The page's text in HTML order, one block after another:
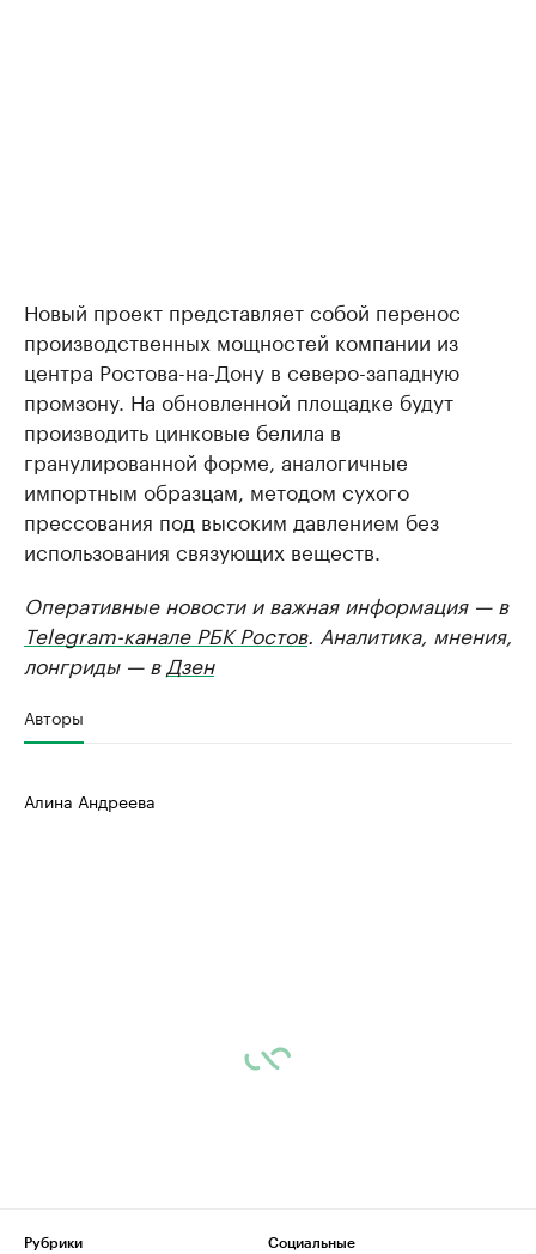
Новый проект представляет собой перенос
производственных мощностей компании из
центра Ростова-на-Дону в северо-западную
промзону. На обновленной площадке будут
производить цинковые белила в
гранулированной форме, аналогичные
импортным образцам, методом сухого
прессования под высоким давлением без
использования связующих веществ.
Оперативные новости и важная информация — в
Telegram-канале РБК Ростов. Аналитика, мнения,
лонгриды — в Дзен
Авторы
Алина Андреева
Рубрики
Социальные